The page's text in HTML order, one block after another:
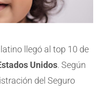
llegó al top 10 de
Unidos. Según
del Seguro